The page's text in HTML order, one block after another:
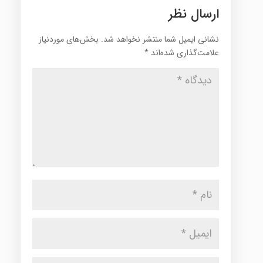
ارسال نظر
نشانی ایمیل شما منتشر نخواهد شد. بخش‌های موردنیاز
علامت‌گذاری شده‌اند *